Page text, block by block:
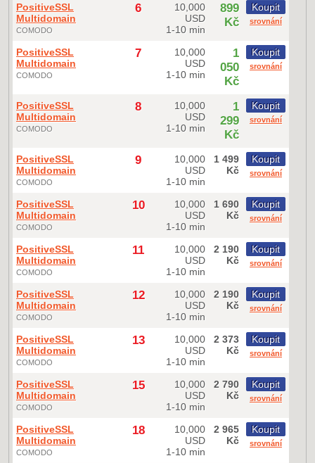
PositiveSSL
Multidomain
COMODO
6
10,000
USD
1-10 min
899
Kč
Koupit
srovnání
PositiveSSL
Multidomain
COMODO
7
10,000
USD
1-10 min
1
050
Kč
Koupit
srovnání
PositiveSSL
Multidomain
COMODO
8
10,000
USD
1-10 min
1
299
Kč
Koupit
srovnání
PositiveSSL
Multidomain
COMODO
9
10,000
USD
1-10 min
1 499
Kč
Koupit
srovnání
PositiveSSL
Multidomain
COMODO
10
10,000
USD
1-10 min
1 690
Kč
Koupit
srovnání
PositiveSSL
Multidomain
COMODO
11
10,000
USD
1-10 min
2 190
Kč
Koupit
srovnání
PositiveSSL
Multidomain
COMODO
12
10,000
USD
1-10 min
2 190
Kč
Koupit
srovnání
PositiveSSL
Multidomain
COMODO
13
10,000
USD
1-10 min
2 373
Kč
Koupit
srovnání
PositiveSSL
Multidomain
COMODO
15
10,000
USD
1-10 min
2 790
Kč
Koupit
srovnání
PositiveSSL
Multidomain
COMODO
18
10,000
USD
1-10 min
2 965
Kč
Koupit
srovnání